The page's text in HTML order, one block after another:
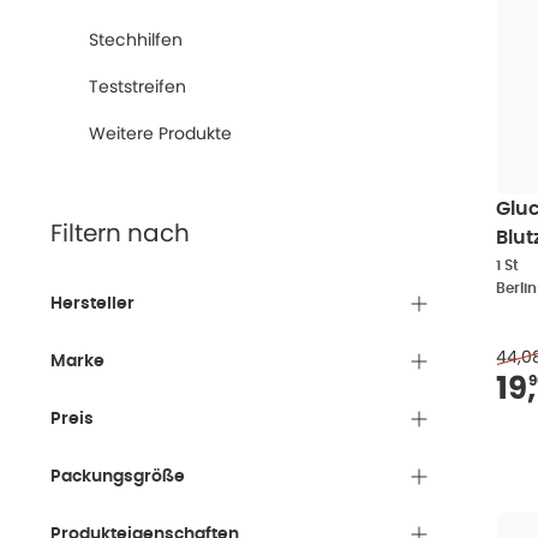
Stechhilfen
Teststreifen
Weitere Produkte
Filtern nach
Hersteller
Marke
Preis
Packungsgröße
Produkteigenschaften
S 1 St
1 St
19,